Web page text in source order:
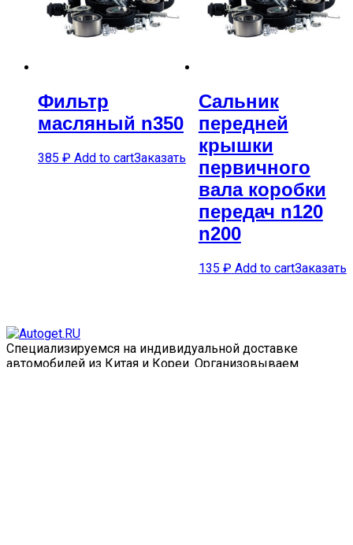
Фильтр
масляный n350
385 ₽ Add to cartЗаказать
Сальник
передней
крышки
первичного
вала коробки
передач n120
n200
135 ₽ Add to cartЗаказать
Специализируемся на индивидуальной доставке
автомобилей из Китая и Кореи. Организовываем